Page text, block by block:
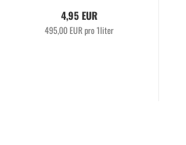
4,95 EUR
495,00 EUR pro 1liter